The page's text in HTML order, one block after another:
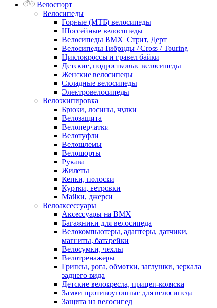
Велоспорт
Велосипеды
Горные (МТБ) велосипеды
Шоссейные велосипеды
Велосипеды BMX, Стрит, Дерт
Велосипеды Гибриды / Cross / Touring
Циклокроссы и гравел байки
Детские, подростковые велосипеды
Женские велосипеды
Складные велосипеды
Электровелосипеды
Велоэкипировка
Брюки, лосины, чулки
Велозащита
Велоперчатки
Велотуфли
Велошлемы
Велошорты
Рукава
Жилеты
Кепки, полоски
Куртки, ветровки
Майки, джерси
Велоаксессуары
Аксессуары на BMX
Багажники для велосипеда
Велокомпьютеры, адаптеры, датчики,
магниты, батарейки
Велосумки, чехлы
Велотренажеры
Грипсы, рога, обмотки, заглушки, зеркала
заднего вида
Детские велокресла, прицеп-коляска
Замки противоугонные для велосипеда
Защита на велосипед